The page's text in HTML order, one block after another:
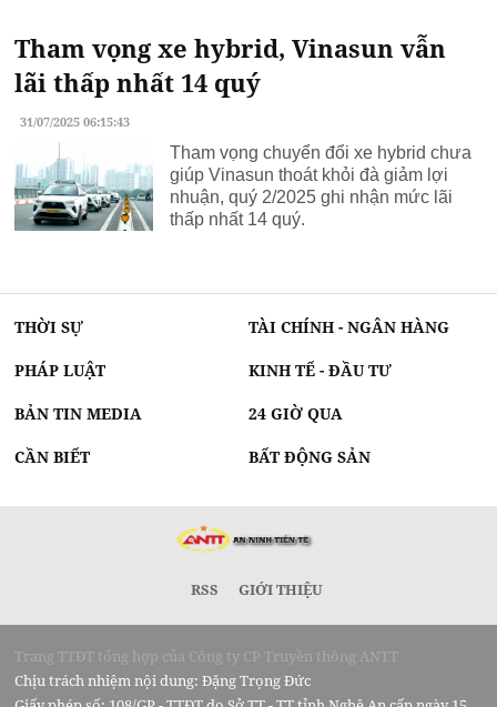
Tham vọng xe hybrid, Vinasun vẫn
lãi thấp nhất 14 quý
31/07/2025 06:15:43
Tham vọng chuyển đổi xe hybrid chưa
giúp Vinasun thoát khỏi đà giảm lợi
nhuận, quý 2/2025 ghi nhận mức lãi
thấp nhất 14 quý.
THỜI SỰ TÀI CHÍNH - NGÂN HÀNG
PHÁP LUẬT KINH TẾ - ĐẦU TƯ
BẢN TIN MEDIA 24 GIỜ QUA
CẦN BIẾT BẤT ĐỘNG SẢN
RSS GIỚI THIỆU
Trang TTĐT tổng hợp của Công ty CP Truyền thông ANTT
Chịu trách nhiệm nội dung: Đặng Trọng Đức